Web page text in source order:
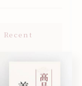
Recent